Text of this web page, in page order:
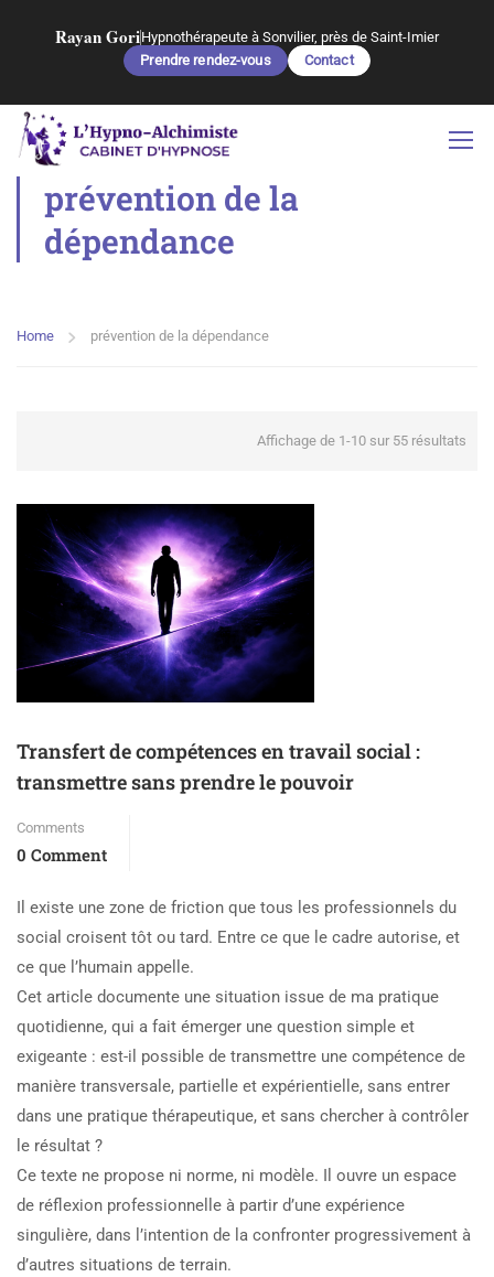
Rayan GoriHypnothérapeute à Sonvilier, près de Saint-Imier
Prendre rendez-vous
Contact
prévention de la
dépendance
Home prévention de la dépendance
Affichage de 1-10 sur 55 résultats
Transfert de compétences en travail social :
transmettre sans prendre le pouvoir
Comments
0 Comment
Il existe une zone de friction que tous les professionnels du
social croisent tôt ou tard. Entre ce que le cadre autorise, et
ce que l’humain appelle.
Cet article documente une situation issue de ma pratique
quotidienne, qui a fait émerger une question simple et
exigeante : est-il possible de transmettre une compétence de
manière transversale, partielle et expérientielle, sans entrer
dans une pratique thérapeutique, et sans chercher à contrôler
le résultat ?
Ce texte ne propose ni norme, ni modèle. Il ouvre un espace
de réflexion professionnelle à partir d’une expérience
singulière, dans l’intention de la confronter progressivement à
d’autres situations de terrain.